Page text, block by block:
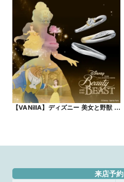
【VANillA】ディズニー 美女と野獣 エ
来店予約